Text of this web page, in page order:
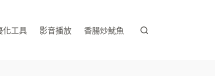
化工具 影音播放 香腸炒魷魚